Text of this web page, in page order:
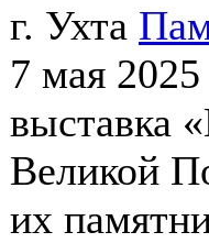
г. Ухта
7 мая 2025
выставка
Великой
их